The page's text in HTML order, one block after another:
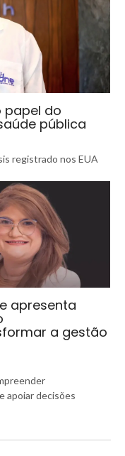
papel do
pública
registrado nos EUA
apresenta
a gestão
apoiar decisões